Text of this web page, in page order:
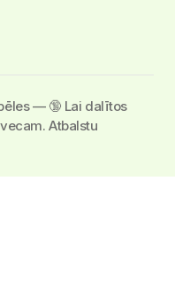
— 🔞 Lai dalītos
Atbalstu